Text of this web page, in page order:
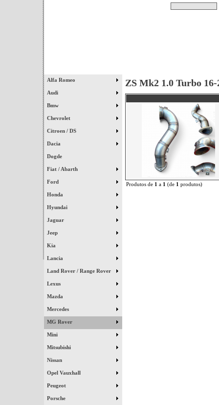
Alfa Romeo
Audi
Bmw
Chevrolet
Citroen / DS
Dacia
Dogde
Fiat / Abarth
Ford
Honda
Hyundai
Jaguar
Jeep
Kia
Lancia
Land Rover / Range Rover
Lexus
Mazda
Mercedes
MG Rover
Mini
Mitsubishi
Nissan
Opel Vauxhall
Peugeot
Porsche
ZS Mk2 1.0 Turbo 16-
Produtos de 1 a 1 (de 1 produtos)